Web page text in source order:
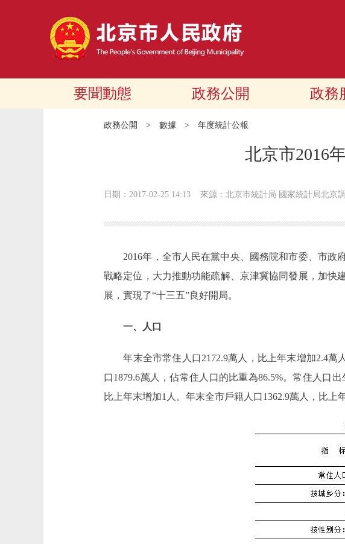
要聞動態 政務公開 政務
政務公開 > 數據 > 年度統計公報
北京市2016
日期：2017-02-25 14:13 來源：北京市統計局 國家統計局北京
2016年，全市人民在黨中央、國務院和市委、市政
戰略定位，大力推動功能疏解、京津冀協同發展，加快
展，實現了“十三五”良好開局。
一、人口
年末全市常住人口2172.9萬人，比上年末增加2.4萬
口1879.6萬人，佔常住人口的比重為86.5%。常住人口
比上年末增加1人。年末全市戶籍人口1362.9萬人，比上